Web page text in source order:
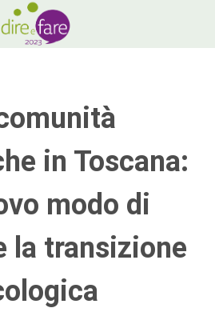
in Toscana:
modo di
la transizione